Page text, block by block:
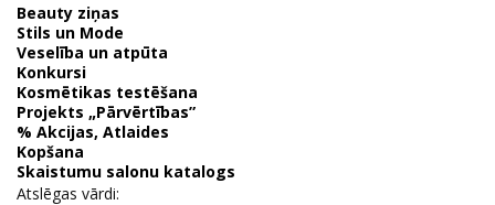
Beauty ziņas
Stils un Mode
Veselība un atpūta
Konkursi
Kosmētikas testēšana
Projekts „Pārvērtības”
% Akcijas, Atlaides
Kopšana
Skaistumu salonu katalogs
Atslēgas vārdi: